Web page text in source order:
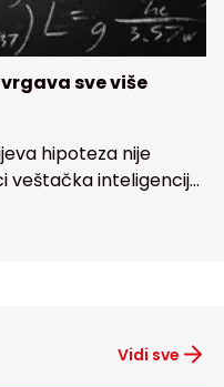
sve više
hipoteza nije
veštačka inteligencija
hipotezu, obe
Vidi sve